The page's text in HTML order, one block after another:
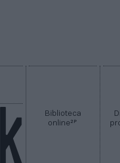
Biblioteca
online2P